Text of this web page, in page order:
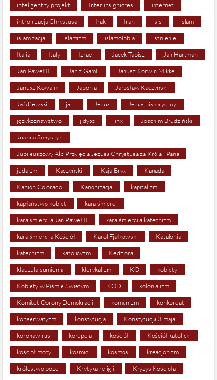
inteligentny projekt Inter insigniores internet
intronizacja Chrystusa Irak Iran isis islam
islamizacja islamizm islamofobia istnienie
Italia Italy Izrael Jacek Tabisz Jan Hartman
Jan Paweł II Jan z Gamli Janusz Korwin Mikke
Janusz Kowalik Japonia Jarosław Kaczyński
Jażdżewski jazz Jezus Jezus historyczny
językoznawstwo jidysz jinx Joachim Brudziński
Joanna Senyszyn
Jubileuszowy Akt Przyjęcia Jezusa Chrystusa za Króla i Pana
judaizm Kaczyński Kaja Bryx Kanada
Kanion Colorado Kanonizacja kapitalizm
kapłaństwo kobiet kara śmierci
kara śmierci a Jan Paweł II kara śmierci a katechizm
kara śmierci a Kościół Karol Fjałkowski Katalonia
katechizm katolicyzm Kędziora
klauzula sumienia klerykalizm KO kobiety
Kobiety w Piśmie Świętym KOD kolonializm
Komitet Obrony Demokracji komunizm konkordat
konserwatyzm konstytucja Konstytucja 3 maja
koronawirus korupcja kościół Kościół katolicki
kościół mocy kosmici kosmos kreacjonizm
królestwo boze Krytyka religii Kryzys Kościoła